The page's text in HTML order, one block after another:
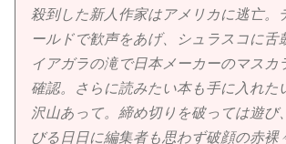
殺到した新人作家はアメリカに逃亡。
ールドで歓声をあげ、シュラスコに舌
イアガラの滝で日本メーカーのマスカ
確認。さらに読みたい本も手に入れた
沢山あって。締め切りを破っては遊び
びる日日に編集者も思わず破顔の赤裸